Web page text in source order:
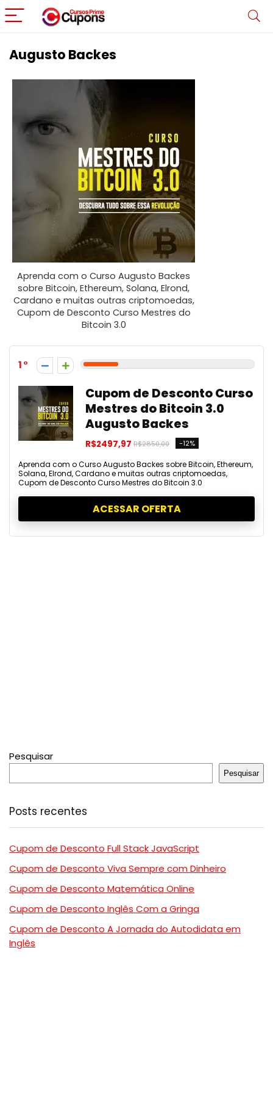
Augusto Backes
Aprenda com o Curso Augusto Backes
sobre Bitcoin, Ethereum, Solana, Elrond,
Cardano e muitas outras criptomoedas,
Cupom de Desconto Curso Mestres do
Bitcoin 3.0
1
Cupom de Desconto Curso
Mestres do Bitcoin 3.0
Augusto Backes
R$2497,97 R$2850,00 -12%
Aprenda com o Curso Augusto Backes sobre Bitcoin, Ethereum,
Solana, Elrond, Cardano e muitas outras criptomoedas,
Cupom de Desconto Curso Mestres do Bitcoin 3.0
ACESSAR OFERTA
Pesquisar
Pesquisar
Posts recentes
Cupom de Desconto Full Stack JavaScript
Cupom de Desconto Viva Sempre com Dinheiro
Cupom de Desconto Matemática Online
Cupom de Desconto Inglês Com a Gringa
Cupom de Desconto A Jornada do Autodidata em
Inglês